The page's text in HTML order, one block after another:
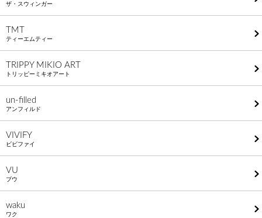
ザ・スウィンガー
TMT
ティーエムティー
TRIPPY MIKIO ART
トリッピーミキオアート
un-filled
アンフィルド
VIVIFY
ビビファイ
VU
ブウ
waku
ワク